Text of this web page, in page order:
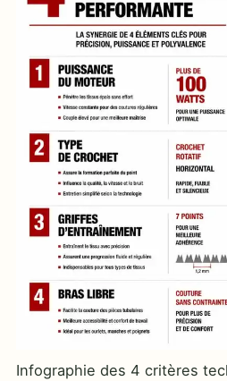
Infographie des 4 critères